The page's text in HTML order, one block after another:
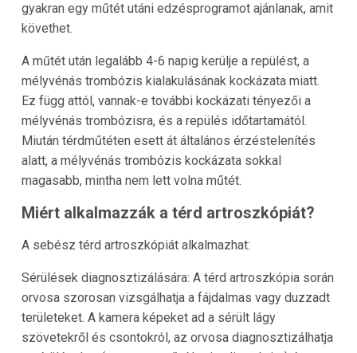
gyakran egy műtét utáni edzésprogramot ajánlanak, amit
követhet.
A műtét után legalább 4-6 napig kerülje a repülést, a
mélyvénás trombózis kialakulásának kockázata miatt.
Ez függ attól, vannak-e további kockázati tényezői a
mélyvénás trombózisra, és a repülés időtartamától.
Miután térdműtéten esett át általános érzéstelenítés
alatt, a mélyvénás trombózis kockázata sokkal
magasabb, mintha nem lett volna műtét.
Miért alkalmazzák a térd artroszkópiát?
A sebész térd artroszkópiát alkalmazhat:
Sérülések diagnosztizálására: A térd artroszkópia során
orvosa szorosan vizsgálhatja a fájdalmas vagy duzzadt
területeket. A kamera képeket ad a sérült lágy
szövetekről és csontokról, az orvosa diagnosztizálhatja